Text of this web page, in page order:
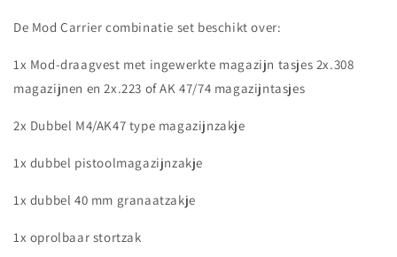
De Mod Carrier combinatie set beschikt over:
1x Mod-draagvest met ingewerkte magazijn tasjes 2x.308
magazijnen en 2x.223 of AK 47/74 magazijntasjes
2x Dubbel M4/AK47 type magazijnzakje
1x dubbel pistoolmagazijnzakje
1x dubbel 40 mm granaatzakje
1x oprolbaar stortzak